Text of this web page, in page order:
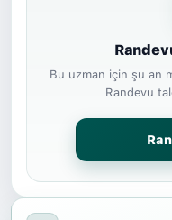
Bu uzman için şu an
Randevu